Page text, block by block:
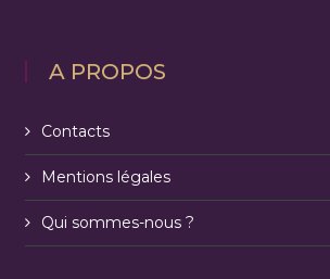
A PROPOS
Contacts
Mentions légales
Qui sommes-nous ?